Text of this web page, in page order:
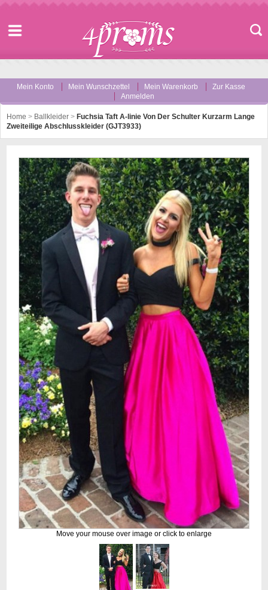
Mein Konto Mein Wunschzettel Mein Warenkorb
Zur Kasse
Anmelden
Home > Ballkleider > Fuchsia Taft A-linie Von Der Schulter Kurzarm Lange
Zweiteilige Abschlusskleider (GJT3933)
Move your mouse over image or click to enlarge